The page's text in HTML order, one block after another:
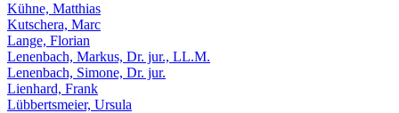
Kühne, Matthias
Kutschera, Marc
Lange, Florian
Lenenbach, Markus, Dr. jur., LL.M.
Lenenbach, Simone, Dr. jur.
Lienhard, Frank
Lübbertsmeier, Ursula